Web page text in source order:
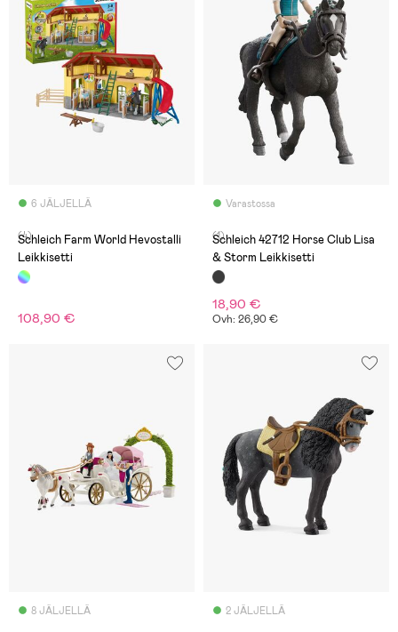
6 JÄLJELLÄ
(4)
Schleich Farm World Hevostalli
Leikkisetti
108,90 €
Varastossa
(1)
Schleich 42712 Horse Club Lisa
& Storm Leikkisetti
18,90 €
Ovh: 26,90 €
8 JÄLJELLÄ 2 JÄLJELLÄ